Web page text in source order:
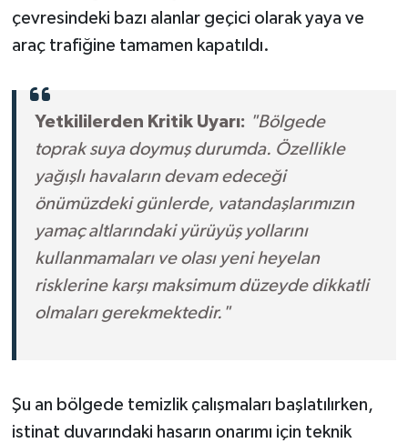
çevresindeki bazı alanlar geçici olarak yaya ve
araç trafiğine tamamen kapatıldı.
Yetkililerden Kritik Uyarı: "Bölgede
toprak suya doymuş durumda. Özellikle
yağışlı havaların devam edeceği
önümüzdeki günlerde, vatandaşlarımızın
yamaç altlarındaki yürüyüş yollarını
kullanmamaları ve olası yeni heyelan
risklerine karşı maksimum düzeyde dikkatli
olmaları gerekmektedir."
Şu an bölgede temizlik çalışmaları başlatılırken,
istinat duvarındaki hasarın onarımı için teknik